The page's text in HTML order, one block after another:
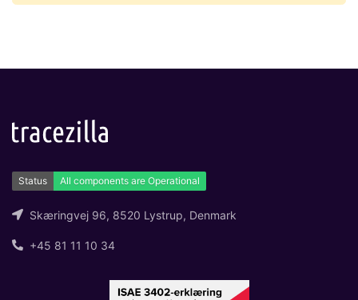
Skæringvej 96, 8520 Lystrup, Denmark
+45 81 11 10 34